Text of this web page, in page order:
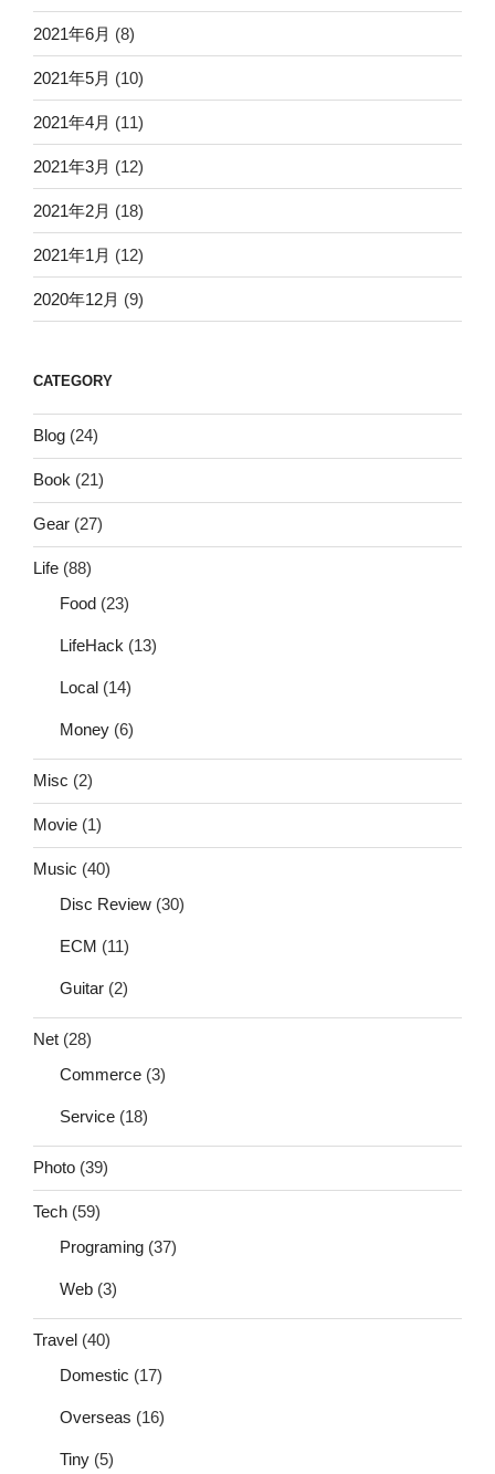
2021年6月 (8)
2021年5月 (10)
2021年4月 (11)
2021年3月 (12)
2021年2月 (18)
2021年1月 (12)
2020年12月 (9)
CATEGORY
Blog (24)
Book (21)
Gear (27)
Life (88)
Food (23)
LifeHack (13)
Local (14)
Money (6)
Misc (2)
Movie (1)
Music (40)
Disc Review (30)
ECM (11)
Guitar (2)
Net (28)
Commerce (3)
Service (18)
Photo (39)
Tech (59)
Programing (37)
Web (3)
Travel (40)
Domestic (17)
Overseas (16)
Tiny (5)